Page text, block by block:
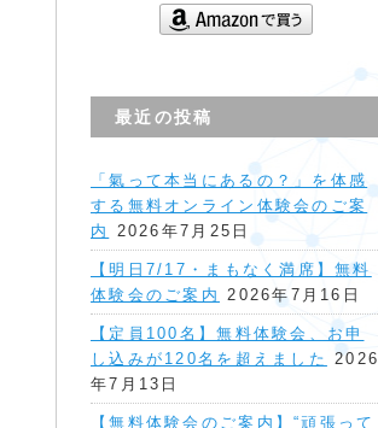
最近の投稿
「氣って本当にあるの？」を体感
する無料オンライン体験会のご案
内
2026年7月25日
【明日7/17・まもなく満席】無料
体験会のご案内
2026年7月16日
【定員100名】無料体験会、お申
し込みが120名を超えました
2026
年7月13日
【無料体験会のご案内】“頑張って